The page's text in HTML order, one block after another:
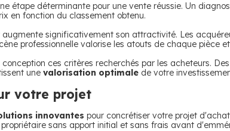
étape déterminante pour une vente réussie. Un
en fonction du classement obtenu.
significativement son attractivité. Les
professionnelle valorise les atouts de chaque pièce
ces critères recherchés par les acheteurs.
une valorisation optimale de votre
votre projet
innovantes pour concrétiser votre projet
sans apport initial et sans frais avant